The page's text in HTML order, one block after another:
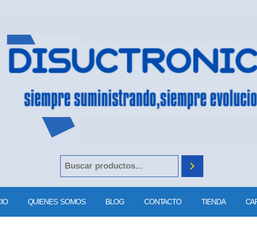
QUIENES SOMOS BLOG CONTACTO TIENDA